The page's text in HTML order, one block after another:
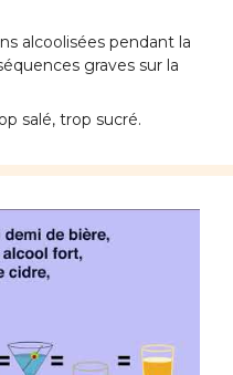
alcoolisées pendant la
graves sur la
salé, trop sucré.